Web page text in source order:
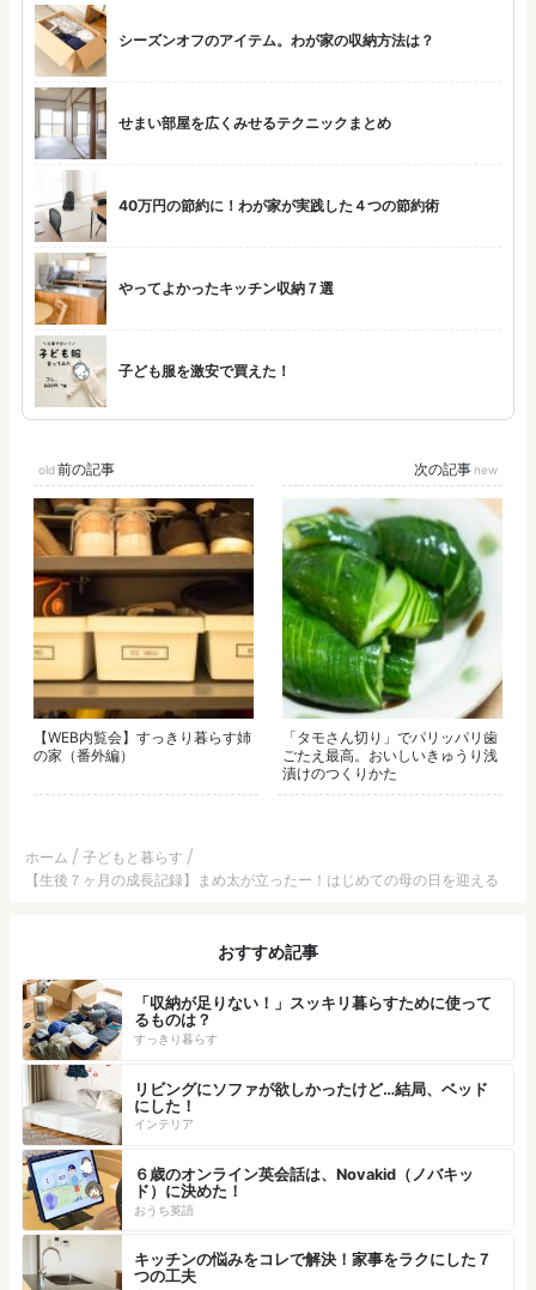
シーズンオフのアイテム。わが家の収納方法は？
せまい部屋を広くみせるテクニックまとめ
40万円の節約に！わが家が実践した４つの節約術
やってよかったキッチン収納７選
子ども服を激安で買えた！
前の記事
【WEB内覧会】すっきり暮らす姉
の家（番外編）
次の記事
「タモさん切り」でパリッパリ歯
ごたえ最高。おいしいきゅうり浅
漬けのつくりかた
ホーム
子どもと暮らす
【生後７ヶ月の成長記録】まめ太が立ったー！はじめての母の日を迎える
おすすめ記事
「収納が足りない！」スッキリ暮らすために使って
るものは？
すっきり暮らす
リビングにソファが欲しかったけど…結局、ベッド
にした！
インテリア
６歳のオンライン英会話は、Novakid（ノバキッ
ド）に決めた！
おうち英語
キッチンの悩みをコレで解決！家事をラクにした７
つの工夫